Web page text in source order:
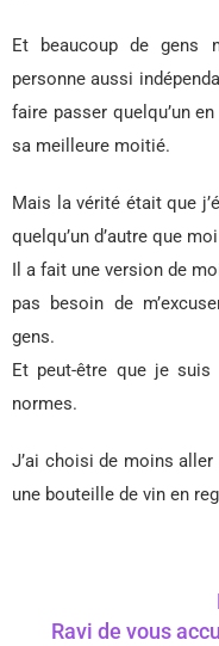
Et beaucoup de gens
personne aussi
faire passer quelqu’un
sa meilleure moitié.
Mais la vérité était que
quelqu’un d’autre que
Il a fait une version de
pas besoin de
gens.
Et peut-être que je suis
normes.
J’ai choisi de moins
une bouteille de vin en
Ravi de vous